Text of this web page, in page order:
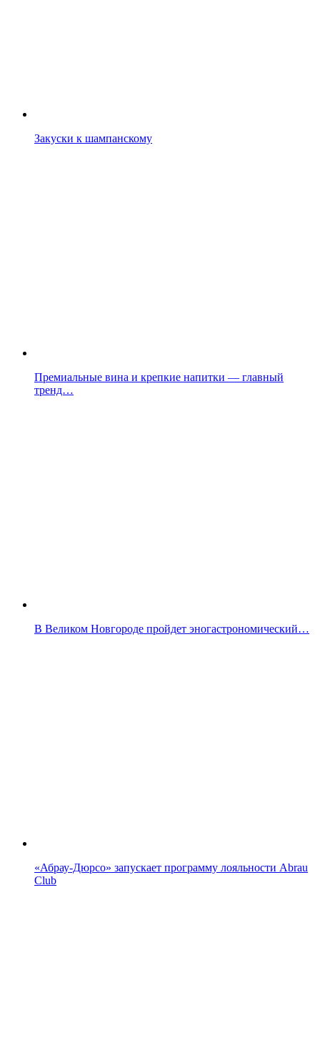
Закуски к шампанскому
Премиальные вина и крепкие напитки — главный
тренд…
В Великом Новгороде пройдет эногастрономический…
«Абрау-Дюрсо» запускает программу лояльности Abrau
Club